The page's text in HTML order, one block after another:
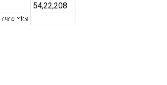
54,22,208
পারে